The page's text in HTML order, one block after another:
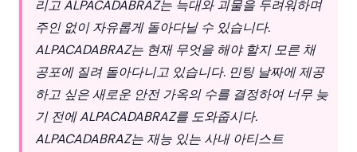
리고 ALPACADABRAZ는 늑대와 괴물을 두려워하며
주인 없이 자유롭게 돌아다닐 수 있습니다.
ALPACADABRAZ는 현재 무엇을 해야 할지 모른 채
공포에 질려 돌아다니고 있습니다. 민팅 날짜에 제공
하고 싶은 새로운 안전 가옥의 수를 결정하여 너무 늦
기 전에 ALPACADABRAZ를 도와줍시다.
ALPACADABRAZ는 재능 있는 사내 아티스트